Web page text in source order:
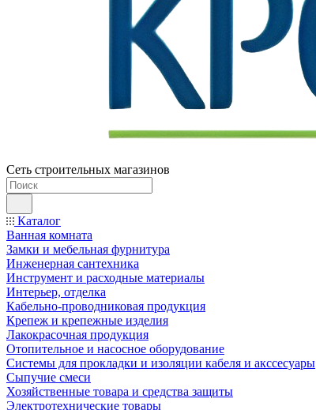
Сеть строительных магазинов
Каталог
Ванная комната
Замки и мебельная фурнитура
Инженерная сантехника
Инструмент и расходные материалы
Интерьер, отделка
Кабельно-проводниковая продукция
Крепеж и крепежные изделия
Лакокрасочная продукция
Отопительное и насосное оборудование
Системы для прокладки и изоляции кабеля и акссесуары
Сыпучие смеси
Хозяйственные товара и средства защиты
Электротехнические товары